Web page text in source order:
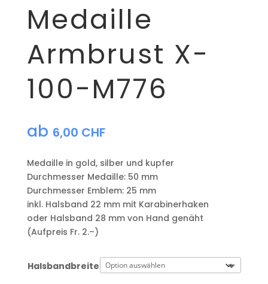
Medaille
Armbrust X-
100-M776
ab 6,00 CHF
Medaille in gold, silber und kupfer
​Durchmesser Medaille: 50 mm
Durchmesser Emblem: 25 mm
​inkl. Halsband 22 mm mit Karabinerhaken
oder Halsband 28 mm von Hand genäht
(Aufpreis Fr. 2.–)
Halsbandbreite